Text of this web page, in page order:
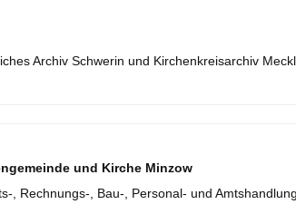
Archiv Schwerin und Kirchenkreisarchiv
und Kirche Minzow
, Rechnungs-, Bau-, Personal- und